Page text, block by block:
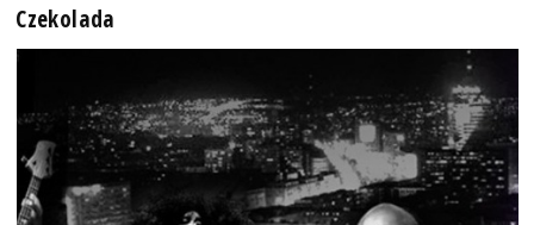
Czekolada